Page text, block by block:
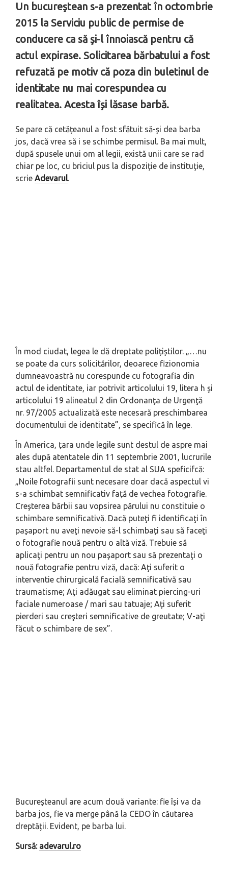
Un bucureştean s-a prezentat în octombrie
2015 la Serviciu public de permise de
conducere ca să şi-l înnoiască pentru că
actul expirase. Solicitarea bărbatului a fost
refuzată pe motiv că poza din buletinul de
identitate nu mai corespundea cu
realitatea. Acesta își lăsase barbă.
Se pare că cetățeanul a fost sfătuit să-și dea barba
jos, dacă vrea să i se schimbe permisul. Ba mai mult,
după spusele unui om al legii, există unii care se rad
chiar pe loc, cu briciul pus la dispoziţie de instituţie,
scrie Adevarul.
În mod ciudat, legea le dă dreptate polițiștilor. „…nu
se poate da curs solicitărilor, deoarece fizionomia
dumneavoastră nu corespunde cu fotografia din
actul de identitate, iar potrivit articolului 19, litera h şi
articolului 19 alineatul 2 din Ordonanţa de Urgenţă
nr. 97/2005 actualizată este necesară preschimbarea
documentului de identitate”, se specifică în lege.
În America, țara unde legile sunt destul de aspre mai
ales după atentatele din 11 septembrie 2001, lucrurile
stau altfel. Departamentul de stat al SUA speficifcă:
„Noile fotografii sunt necesare doar dacă aspectul vi
s-a schimbat semnificativ faţă de vechea fotografie.
Creşterea bărbii sau vopsirea părului nu constituie o
schimbare semnificativă. Dacă puteţi fi identificaţi în
paşaport nu aveţi nevoie să-l schimbaţi sau să faceţi
o fotografie nouă pentru o altă viză. Trebuie să
aplicaţi pentru un nou paşaport sau să prezentaţi o
nouă fotografie pentru viză, dacă: Aţi suferit o
interventie chirurgicală facială semnificativă sau
traumatisme; Aţi adăugat sau eliminat piercing-uri
faciale numeroase / mari sau tatuaje; Aţi suferit
pierderi sau creşteri semnificative de greutate; V-aţi
făcut o schimbare de sex”.
Bucureșteanul are acum două variante: fie își va da
barba jos, fie va merge până la CEDO în căutarea
dreptății. Evident, pe barba lui.
Sursă: adevarul.ro